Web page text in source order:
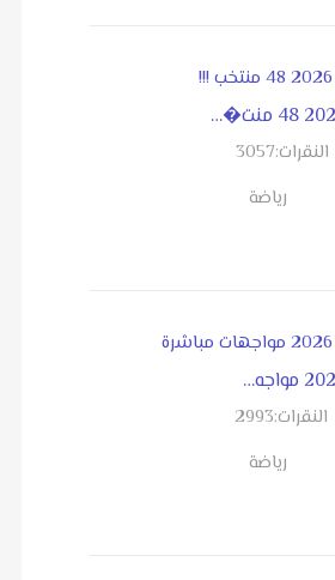
النقرات:3057
رياضة
النقرات:2993
رياضة